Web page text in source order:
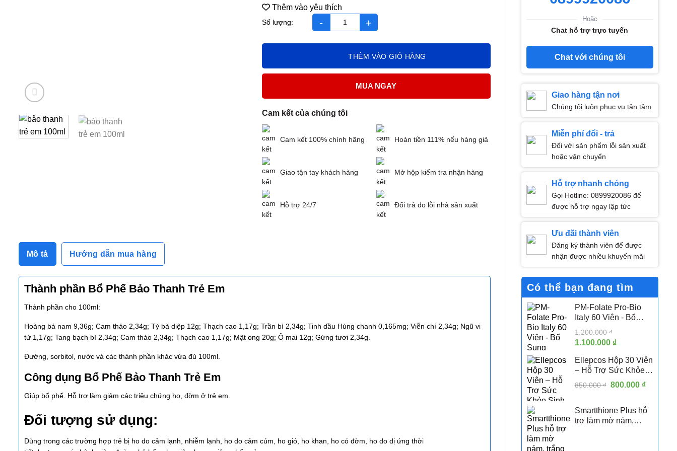
Hoặc
Chat hỗ trợ trực tuyến
Chat với chúng tôi
Giao hàng tận nơi
Chúng tôi luôn phục vụ tận tâm
Miễn phí đổi - trả
Đối với sản phẩm lỗi sản xuất
hoặc vận chuyển
Hỗ trợ nhanh chóng
Gọi Hotline: 0899920086 để
được hỗ trợ ngay lập tức
Ưu đãi thành viên
Đăng ký thành viên để được
nhận được nhiều khuyến mãi
Có thể bạn đang tìm
PM-Folate Pro-Bio
Italy 60 Viên - Bổ
Tính 5-MTHF Hỗ Trợ
Sức Khỏe Sinh Sản
Nữ
1.200.000₫
Giá
là:
1.200.000 ₫.
1.100.000 ₫Giá
tại
là:
1.100.000 ₫.
Ellepcos Hộp 30 Viên
– Hỗ Trợ Sức Khỏe
Sinh Sản Nữ, Hỗ Trợ
Phụ Nữ PCOS
850.000₫ Giá
850.000 ₫.
800.000 ₫
tại
Smartthione Plus hỗ
trợ làm mờ nám,
bảo thanh trẻ em 100ml số lượng
THÊM VÀO GIỎ HÀNG
MUA NGAY
Cam kết của chúng tôi
Cam kết 100% chính hãng Hoàn tiền 111% nếu hàng giả
Giao tận tay khách hàng Mở hộp kiểm tra nhận hàng
Hỗ trợ 24/7 Đổi trả do lỗi nhà sản xuất
Thêm vào yêu thích
Mô tả Hướng dẫn mua hàng
Thành phần Bổ Phế Bảo Thanh Trẻ Em
Thành phần cho 100ml:
Hoàng bá nam 9,36g; Cam thảo 2,34g; Tỳ bà diệp 12g; Thạch cao 1,17g; Trần bì 2,34g; Tinh dầu Húng chanh 0,165mg; Viễn chí 2,34g; Ngũ vi
tử 1,17g; Tang bạch bì 2,34g; Cam thảo 2,34g; Thạch cao 1,17g; Mật ong 20g; Ô mai 12g; Gừng tươi 2,34g.
Đường, sorbitol, nước và các thành phần khác vừa đủ 100ml.
Công dụng Bổ Phế Bảo Thanh Trẻ Em
Giúp bổ phế. Hỗ trợ làm giảm các triệu chứng ho, đờm ở trẻ em.
Đối tượng sử dụng:
Dùng trong các trường hợp trẻ bị ho do cảm lạnh, nhiễm lạnh, ho do cảm cúm, ho gió, ho khan, ho có đờm, ho do dị ứng thời